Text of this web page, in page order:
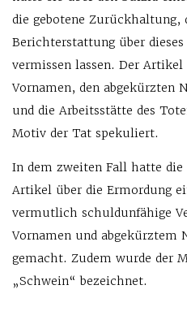
die gebotene Zurückhaltung,
Berichterstattung über
vermissen lassen. Der
Vornamen, den abgekürzten
und die Arbeitsstätte des
Motiv der Tat spekuliert.
In dem zweiten Fall hatte
Artikel über die Ermordung
vermutlich schuldunfähige
Vornamen und abgekürztem
gemacht. Zudem wurde der
„Schwein“ bezeichnet.